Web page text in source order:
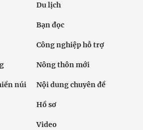
Du lịch
Bạn đọc
Công nghiệp hỗ trợ
Nông thôn mới
núi Nội dung chuyên đề
Hồ sơ
Video